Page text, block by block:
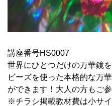
講座番号HS0007
世界にひとつだけの万華鏡
ビーズを使った本格的な万
ができます！大人の方もご参
※チラシ掲載教材費は小サ